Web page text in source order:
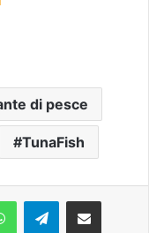
di pesce
TunaFish
Telegram